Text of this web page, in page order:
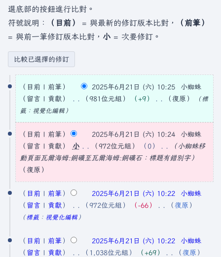
選底部的按鈕進行比對。
符號說明：
（目前） = 與最新的修訂版本比對，
（前筆）
= 與前一筆修訂版本比對， 小 = 次要修訂。
2
年
月
1
期
目前 前筆 2025年6月21日 (六) 10:25
小蜘蛛
留言
貢獻 981位元組
+9
無
編
輯
摘
要
復原
標
籤： 視覺化編輯
目前 前筆 2025年6月21日 (六) 10:24
小蜘蛛
留言
貢獻 小 972位元組 0
小蜘蛛移
動頁面瓦爾海姆:銅礦至瓦爾海姆:銅礦石：​標題有錯別字
復原
目前 前筆 2025年6月21日 (六) 10:22
小蜘蛛
留言
貢獻 972位元組
−66
無
輯
摘
復原
標籤： 視覺化編輯
目前 前筆 2025年6月21日 (六) 10:22
小蜘蛛
留言
貢獻 1,038位元組
+69
復原